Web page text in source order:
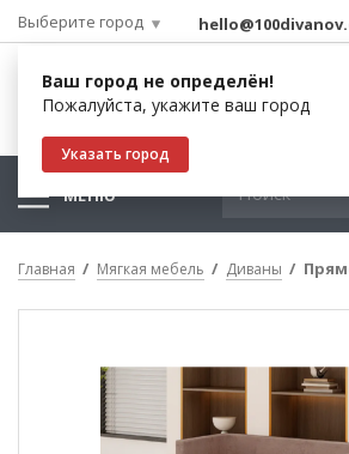
Выберите город
Ваш город не определён!
Пожалуйста, укажите ваш город
Указать город
МЕНЮ
Главная Мягкая мебель Диваны